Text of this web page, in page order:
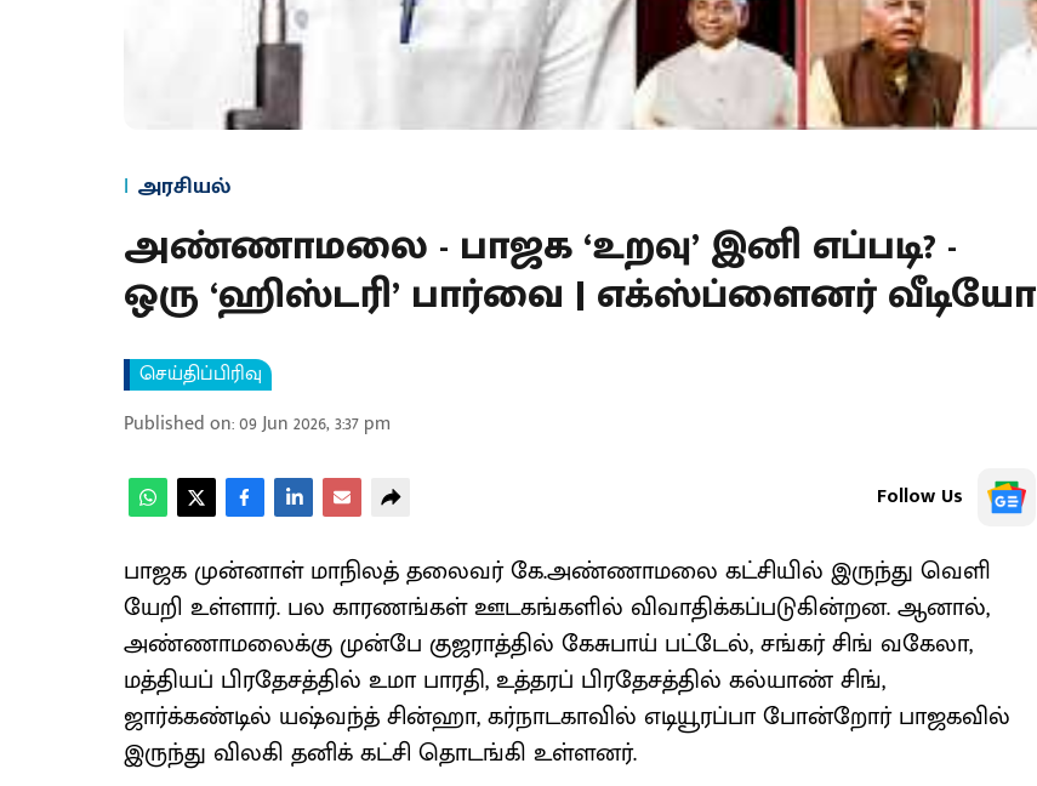
அரசியல்
அண்ணாமலை - பாஜக ‘உறவு’ இனி எப்படி? -
ஒரு ‘ஹிஸ்டரி’ பார்வை | எக்ஸ்ப்ளைனர் வீடியோ
செய்திப்பிரிவு
Published on:09 Jun 2026, 3:37 pm
Follow Us
பாஜக முன்னாள் மாநிலத் தலை​வர் கே.அண்​ணா​மலை கட்​சி​யில் இருந்து வெளி​
யேறி உள்​ளார். பல காரணங்​கள் ஊடகங்​களில் விவாதிக்கப்​படு​கின்​றன. ஆனால்,
அண்ணா​மலைக்கு முன்பே குஜ​ராத்​தில் கேசு​பாய் பட்டேல், சங்​கர் சிங் வகேலா,
மத்தியப் பிரதேசத்தில் உமா பார​தி, உத்தரப் பிரதேசத்தில் கல்யாண் சிங்,
ஜார்க்கண்டில் யஷ்வந்த் சின்​ஹா, கர்​நாட​கா​வில் எடியூரப்பா போன்​றோர் பாஜக​வில்
இருந்து விலகி தனிக் கட்சி தொடங்கி உள்​ளனர்.